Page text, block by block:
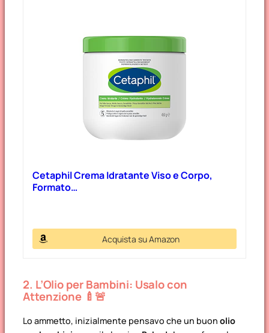
Cetaphil Crema Idratante Viso e Corpo,
Formato…
Acquista su Amazon
2. L’Olio per Bambini: Usalo con
Attenzione 🍼🚨
Lo ammetto, inizialmente pensavo che un buon olio